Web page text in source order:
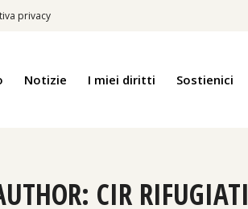
privacy
Notizie I miei diritti Sostienici
CIR RIFUGIATI